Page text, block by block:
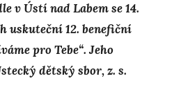
v Ústí nad Labem se 14.
uskuteční 12. benefiční
pro Tebe“. Jeho
dětský sbor, z. s.